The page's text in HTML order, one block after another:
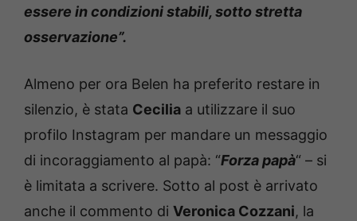
essere in condizioni stabili, sotto stretta
osservazione”.
Almeno per ora Belen ha preferito restare in
silenzio, è stata Cecilia a utilizzare il suo
profilo Instagram per mandare un messaggio
di incoraggiamento al papà: “Forza papà“ – si
è limitata a scrivere. Sotto al post è arrivato
anche il commento di Veronica Cozzani, la